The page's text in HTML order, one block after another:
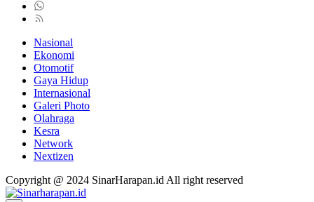
Nasional
Ekonomi
Otomotif
Gaya Hidup
Internasional
Galeri Photo
Olahraga
Kesra
Network
Nextizen
Copyright @ 2024 SinarHarapan.id All right reserved